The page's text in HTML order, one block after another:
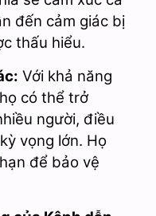
đến cảm giác bị
thấu hiểu.
Với khả năng
có thể trở
người, điều
vọng lớn. Họ
để bảo vệ